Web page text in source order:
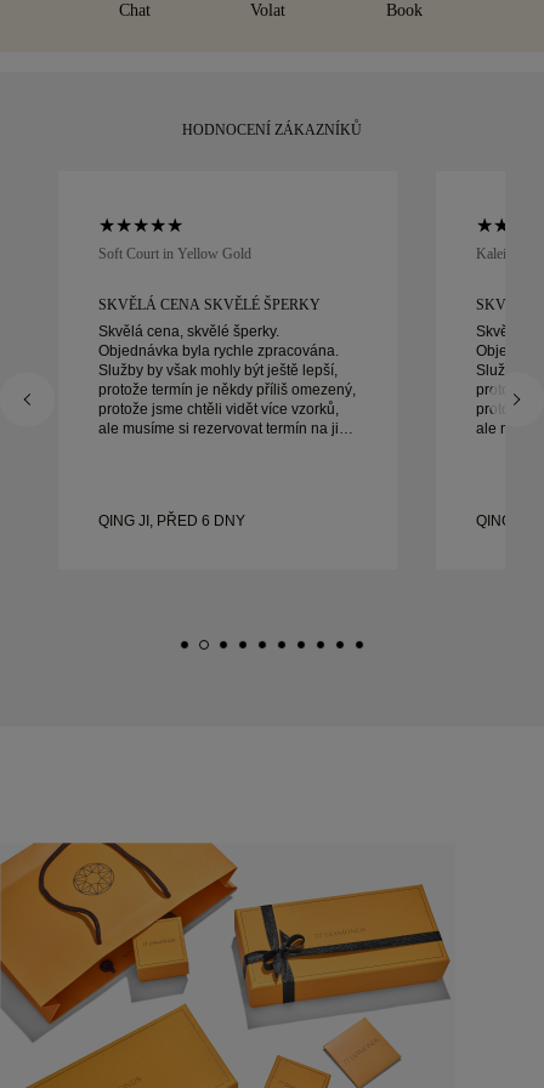
Chat Volat Book
HODNOCENÍ ZÁKAZNÍKŮ
Soft Court in Yellow Gold
SKVĚLÁ CENA SKVĚLÉ ŠPERKY
Skvělá cena, skvělé šperky.
Objednávka byla rychle zpracována.
Služby by však mohly být ještě lepší,
protože termín je někdy příliš omezený,
protože jsme chtěli vidět více vzorků,
ale musíme si rezervovat termín na jiný
QING JI, PŘED 6 DNY
Kaleida
SKVĚLÁ
Skvělá
Služby by
protože
protože
ale
QING JI,